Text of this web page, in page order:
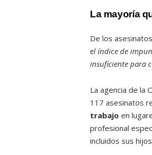
La mayoría
De los
el índice de
insuficiente para
La agencia de la
117 asesinatos
trabajo en
profesional
incluidos sus